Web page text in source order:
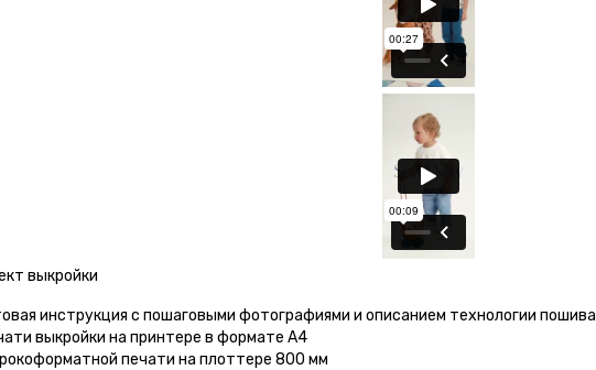
выкройки
инструкция с пошаговыми фотографиями и описанием технологии пошива
выкройки на принтере в формате А4
печати на плоттере 800 мм